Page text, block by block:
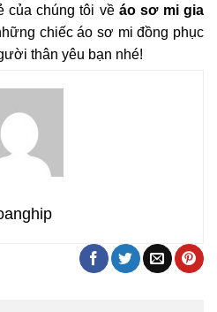
của chúng tôi vềáo sơ mi gia
chiếc áo sơ mi đồng phục
thân yêu bạn nhé!